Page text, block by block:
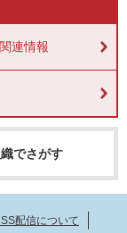
連情報
でさがす
配信について